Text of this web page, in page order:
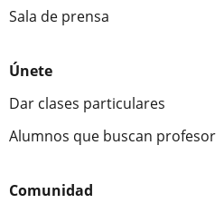
Sala de prensa
Únete
Dar clases particulares
Alumnos que buscan profesor
Comunidad